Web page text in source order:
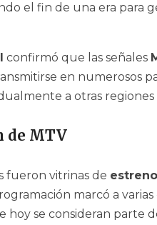
el fin de una era para
confirmó que las señales
en numerosos
a otras regiones
de MTV
fueron vitrinas de
marcó a
hoy se consideran parte